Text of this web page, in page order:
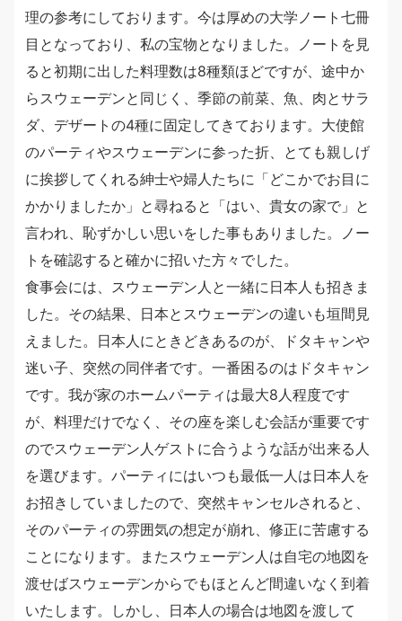
理の参考にしております。今は厚めの大学ノート七冊
目となっており、私の宝物となりました。ノートを見
ると初期に出した料理数は8種類ほどですが、途中か
らスウェーデンと同じく、季節の前菜、魚、肉とサラ
ダ、デザートの4種に固定してきております。大使館
のパーティやスウェーデンに参った折、とても親しげ
に挨拶してくれる紳士や婦人たちに「どこかでお目に
かかりましたか」と尋ねると「はい、貴女の家で」と
言われ、恥ずかしい思いをした事もありました。ノー
トを確認すると確かに招いた方々でした。
食事会には、スウェーデン人と一緒に日本人も招きま
した。その結果、日本とスウェーデンの違いも垣間見
えました。日本人にときどきあるのが、ドタキャンや
迷い子、突然の同伴者です。一番困るのはドタキャン
です。我が家のホームパーティは最大8人程度です
が、料理だけでなく、その座を楽しむ会話が重要です
のでスウェーデン人ゲストに合うような話が出来る人
を選びます。パーティにはいつも最低一人は日本人を
お招きしていましたので、突然キャンセルされると、
そのパーティの雰囲気の想定が崩れ、修正に苦慮する
ことになります。またスウェーデン人は自宅の地図を
渡せばスウェーデンからでもほとんど間違いなく到着
いたします。しかし、日本人の場合は地図を渡して